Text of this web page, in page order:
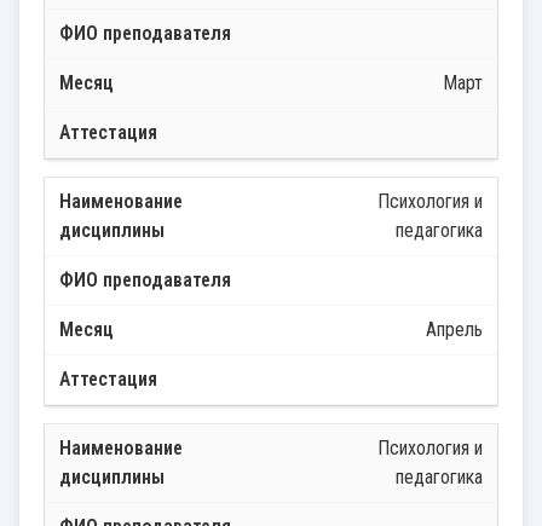
Март
Психология и
педагогика
Апрель
Психология и
педагогика